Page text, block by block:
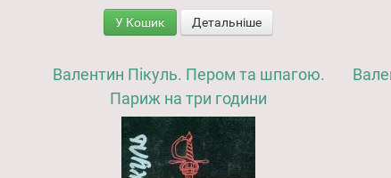
У Кошик Детальніше
Валентин Пікуль. Пером та шпагою.
Париж на три години